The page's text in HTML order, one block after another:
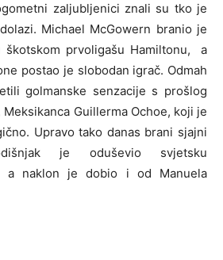
zaljubljenici znali su tko je
Michael McGowern branio je
škotskom prvoligašu Hamiltonu, a
postao je slobodan igrač. Odmah
golmanske senzacije s prošlog
Guillerma Ochoe, koji je
Upravo tako danas brani sjajni
je oduševio svjetsku
a naklon je dobio i od Manuela